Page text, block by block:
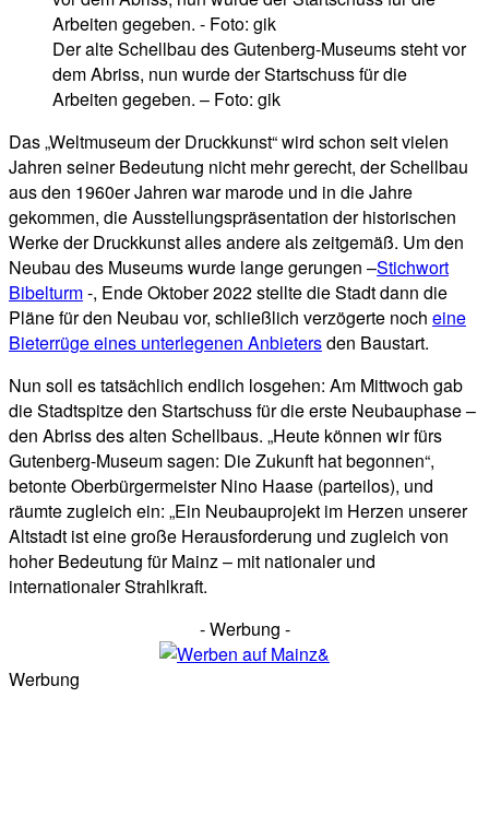
Der alte Schellbau des Gutenberg-Museums steht vor
dem Abriss, nun wurde der Startschuss für die
Arbeiten gegeben. – Foto: gik
Das „Weltmuseum der Druckkunst“ wird schon seit vielen
Jahren seiner Bedeutung nicht mehr gerecht, der Schellbau
aus den 1960er Jahren war marode und in die Jahre
gekommen, die Ausstellungspräsentation der historischen
Werke der Druckkunst alles andere als zeitgemäß. Um den
Neubau des Museums wurde lange gerungen –Stichwort
Bibelturm-, Ende Oktober 2022 stellte die Stadt dann die
Pläne für den Neubau vor, schließlich verzögerte noch eine
Bieterrüge eines unterlegenen Anbietersden Baustart.
Nun soll es tatsächlich endlich losgehen: Am Mittwoch gab
die Stadtspitze den Startschuss für die erste Neubauphase –
den Abriss des alten Schellbaus. „Heute können wir fürs
Gutenberg-Museum sagen: Die Zukunft hat begonnen“,
betonte Oberbürgermeister Nino Haase (parteilos), und
räumte zugleich ein: „Ein Neubauprojekt im Herzen unserer
Altstadt ist eine große Herausforderung und zugleich von
hoher Bedeutung für Mainz – mit nationaler und
internationaler Strahlkraft.
- Werbung -
Werbung